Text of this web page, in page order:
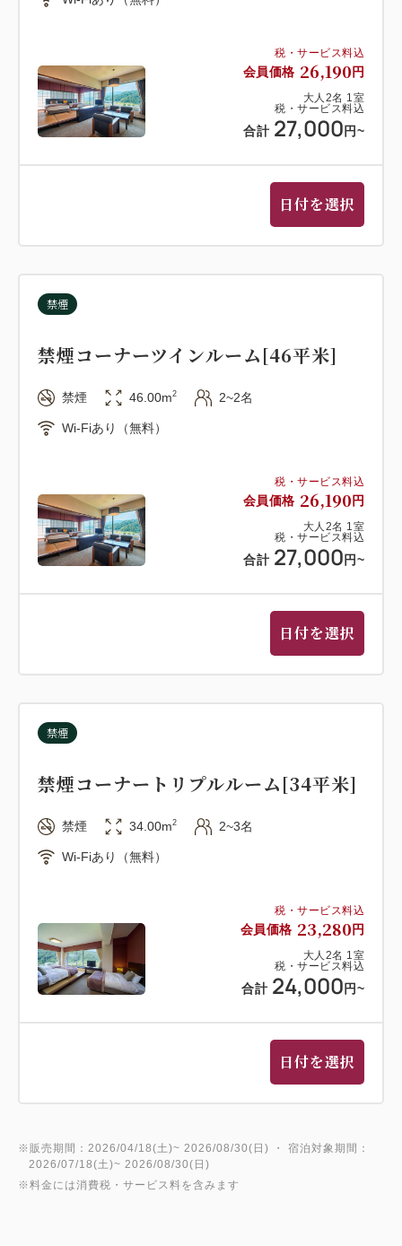
税・サービス料込
会員価格 26,190 円
大人 2名 1室
税・サービス料込
合計 27,000 円~
日付を選択
税・サービス料込
会員価格 26,190 円
大人 2名 1室
税・サービス料込
合計 27,000 円~
禁煙
禁煙コーナーツインルーム[46平米]
禁煙 46.00m2 2~2名
Wi-Fiあり（無料）
日付を選択
税・サービス料込
会員価格 23,280 円
大人 2名 1室
税・サービス料込
合計 24,000 円~
禁煙
禁煙コーナートリプルルーム[34平米]
禁煙 34.00m2 2~3名
Wi-Fiあり（無料）
日付を選択
※販売期間：2026/04/18(土)~ 2026/08/30(日) ・ 宿泊対象期間：
2026/07/18(土)~ 2026/08/30(日)
※料金には消費税・サービス料を含みます